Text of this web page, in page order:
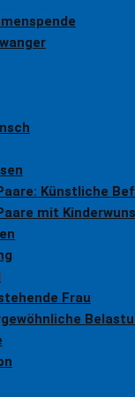
Künstliche
mit
Frau